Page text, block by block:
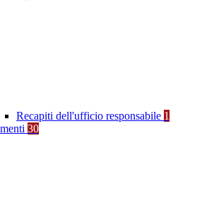
Recapiti dell'ufficio responsabile 1
30